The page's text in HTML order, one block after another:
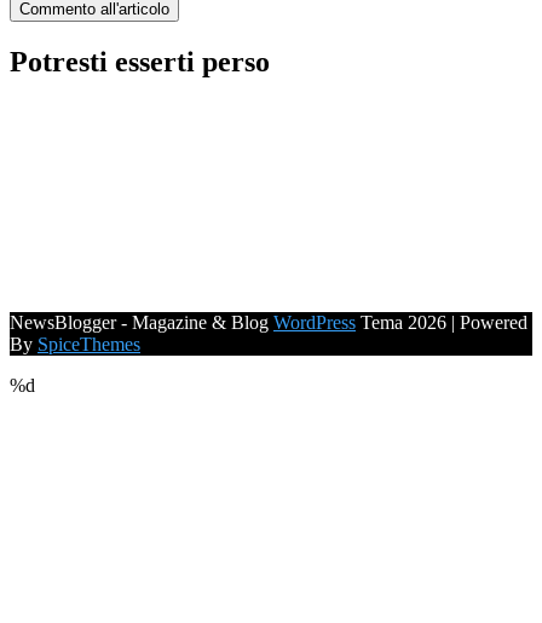
Potresti esserti perso
NewsBlogger - Magazine & Blog WordPress Tema 2026 | Powered
BySpiceThemes
%d